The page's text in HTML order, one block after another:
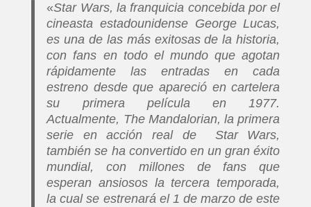
«Star Wars, la franquicia concebida por el
cineasta estadounidense George Lucas,
es una de las más exitosas de la historia,
con fans en todo el mundo que agotan
rápidamente las entradas en cada
estreno desde que apareció en cartelera
su primera película en 1977.
Actualmente, The Mandalorian, la primera
serie en acción real de Star Wars,
también se ha convertido en un gran éxito
mundial, con millones de fans que
esperan ansiosos la tercera temporada,
la cual se estrenará el 1 de marzo de este